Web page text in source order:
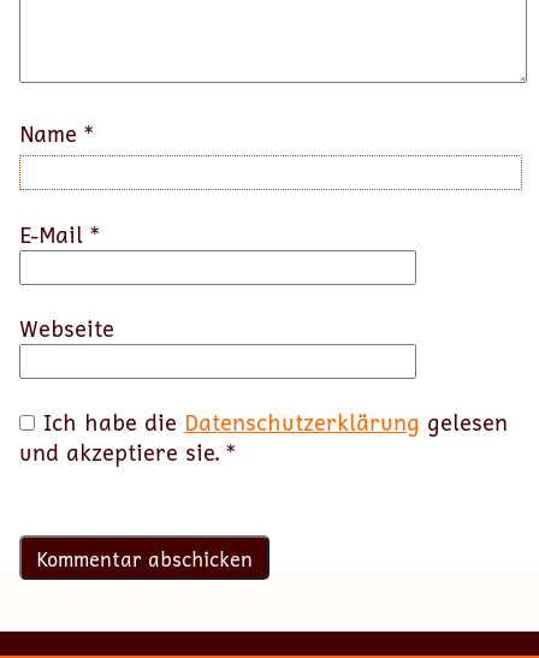
Name *
E-Mail *
Webseite
Ich habe die Datenschutzerklärung gelesen
und akzeptiere sie. *